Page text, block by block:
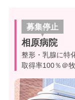
募集停止
相原病院
整形・乳腺に特
取得率100％＠